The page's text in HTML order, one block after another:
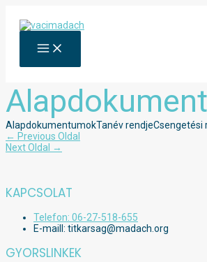
content
MAIN
MENU
AlapdokumentumokTanév rendjeCsengetési
Bejegyzés
navigáció
← Previous Oldal
Next Oldal
→
KAPCSOLAT
Telefon: 06-27-518-655
E-maill: titkarsag@madach.org
GYORSLINKEK